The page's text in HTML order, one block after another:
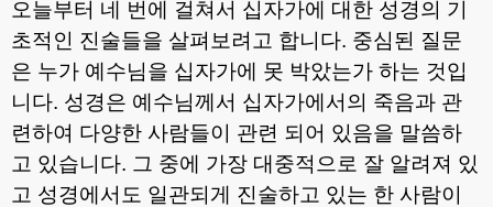
오늘부터 네 번에 걸쳐서 십자가에 대한 성경의 기
초적인 진술들을 살펴보려고 합니다. 중심된 질문
은 누가 예수님을 십자가에 못 박았는가 하는 것입
니다. 성경은 예수님께서 십자가에서의 죽음과 관
련하여 다양한 사람들이 관련 되어 있음을 말씀하
고 있습니다. 그 중에 가장 대중적으로 잘 알려져 있
고 성경에서도 일관되게 진술하고 있는 한 사람이